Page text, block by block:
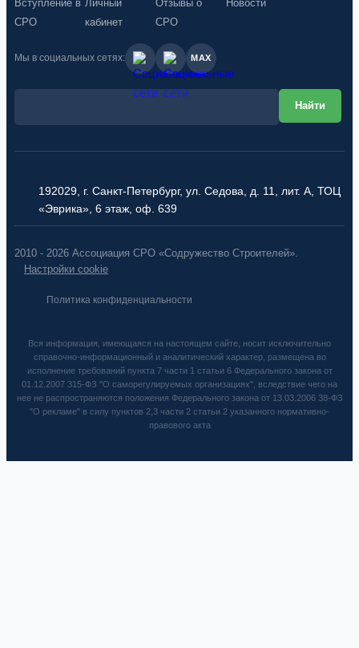
Вступление в
СРО
Личный
кабинет
Отзывы о
СРО
Новости
Мы в социальных сетях: MAX
192029, г. Санкт-Петербург, ул. Седова, д. 11, лит. А, ТОЦ
«Эврика», 6 этаж, оф. 639
2010 - 2026 Ассоциация СРО «Содружество Строителей».
Настройки cookie
Политика конфиденциальности
Вся информация, имеющаяся на настоящем сайте, носит исключительно
справочно-информационный и аналитический характер, размещена во
исполнение требований пункта 7 части 1 статьи 6 Федерального закона от
01.12.2007 315-ФЗ "О саморегулируемых организациях", вследствие чего на
нее не распространяются положения Федерального закона от 13.03.2006 38-ФЗ
"О рекламе" в силу пунктов 2,3 части 2 статьи 2 указанного нормативно-
правового акта